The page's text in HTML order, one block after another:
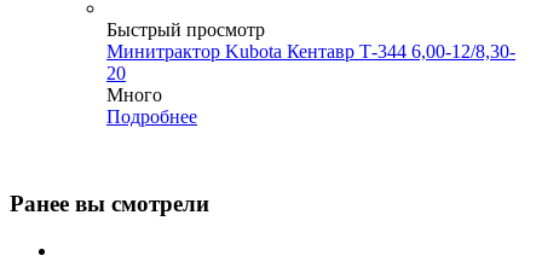
Быстрый просмотр
Минитрактор Kubota Кентавр Т-344 6,00-12/8,30-
20
Много
Подробнее
Ранее вы смотрели